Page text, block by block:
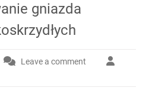
gniazda
Leave a comment